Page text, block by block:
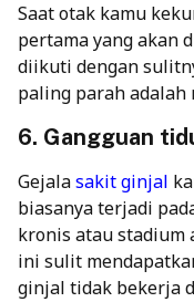
Saat otak kamu
pertama yang akan
diikuti dengan
paling parah adalah
6. Gangguan
Gejalasakit ginjal
biasanya terjadi
kronis atau stadium
ini sulit
ginjal tidak bekerja